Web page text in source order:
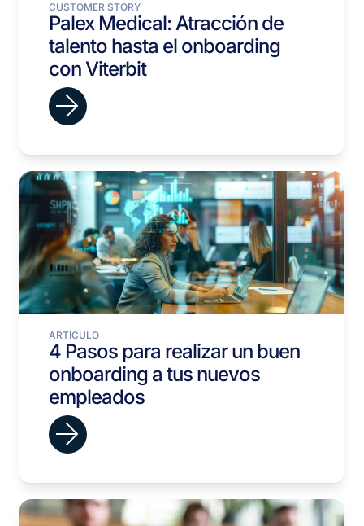
CUSTOMER STORY
Palex Medical: Atracción de
talento hasta el onboarding
con Viterbit
ARTÍCULO
4 Pasos para realizar un buen
onboarding a tus nuevos
empleados